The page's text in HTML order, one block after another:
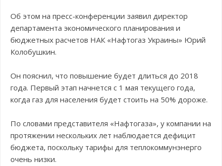
Об этом на пресс-конференции заявил директор
департамента экономического планирования и
бюджетных расчетов НАК «Нафтогаз Украины» Юрий
Колобушкин.
Он пояснил, что повышение будет длиться до 2018
года. Первый этап начнется с 1 мая текущего года,
когда газ для населения будет стоить на 50% дороже.
По словами представителя «Нафтогаза», у компании на
протяжении нескольких лет наблюдается дефицит
бюджета, поскольку тарифы для теплокоммунэнерго
очень низки.